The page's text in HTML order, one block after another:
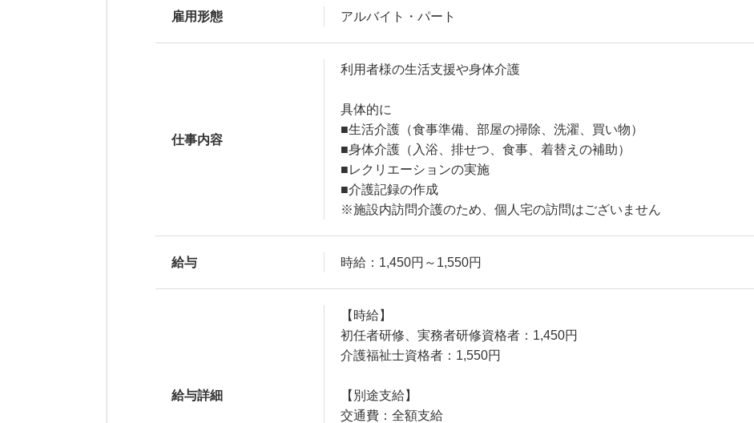
雇用形態 アルバイト・パート
仕事内容
利用者様の生活支援や身体介護
具体的に
■⽣活介護（⾷事準備、部屋の掃除、洗濯、買い物）
■⾝体介護（⼊浴、排せつ、⾷事、着替えの補助）
■レクリエーションの実施
■介護記録の作成
※施設内訪問介護のため、個人宅の訪問はございません
給与 時給：1,450円～1,550円
給与詳細
【時給】
初任者研修、実務者研修資格者：1,450円
介護福祉士資格者：1,550円
【別途支給】
交通費：全額支給